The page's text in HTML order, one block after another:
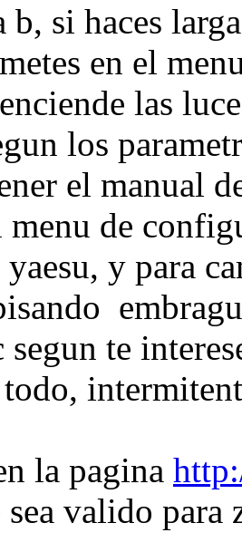
b, si haces
en el
las
los
el manual
menu de
y para
segun te
la pagina
valido